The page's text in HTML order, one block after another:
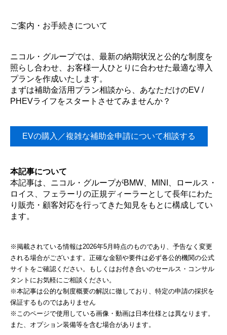
ご案内・お手続きについて
ニコル・グループでは、最新の納期状況と公的な制度を
照らし合わせ、お客様一人ひとりに合わせた最適な導入
プランを作成いたします。
まずは補助金活用プラン相談から、あなただけのEV /
PHEVライフをスタートさせてみませんか？
EVの購入／複雑な補助金申請について相談する
本記事について
本記事は、ニコル・グループがBMW、MINI、ロールス・
ロイス、フェラーリの正規ディーラーとして長年にわた
り販売・顧客対応を行ってきた知見をもとに構成してい
ます。
※掲載されている情報は2026年5月時点のものであり、予告なく変更
される場合がございます。正確な金額や要件は必ず各公的機関の公式
サイトをご確認ください。もしくはお付き合いのセールス・コンサル
タントにお気軽にご相談ください。
※本記事は公的な制度概要の解説に徹しており、特定の申請の採択を
保証するものではありません
※このページで使用している画像・動画は日本仕様とは異なります。
また、オプション装備等を含む場合があります。